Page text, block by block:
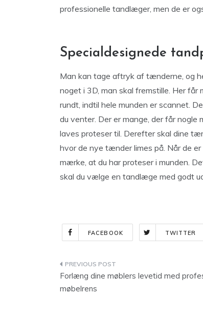
professionelle tandlæger, men de er
Specialdesignede
Man kan tage aftryk af tænderne, og
noget i 3D, man skal fremstille. Her får
rundt, indtil hele munden er scannet.
du venter. Der er mange, der får
laves proteser til. Derefter skal dine
hvor de nye tænder limes på. Når de
mærke, at du har proteser i munden.
skal du vælge en tandlæge med godt
FACEBOOK TWITTER
Indlægsnavigation
Forlæng dine møblers levetid med
møbelrens